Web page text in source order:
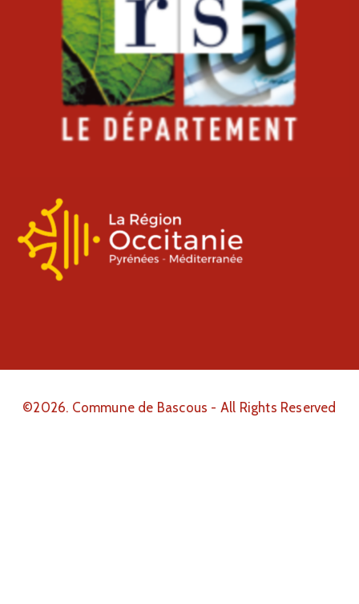
©2026. Commune de Bascous - All Rights Reserved